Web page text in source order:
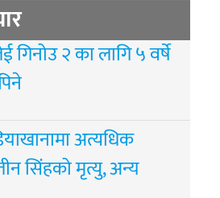
गिनोउ २ का लागि ५ वर्षे
अत्यधिक
सिंहको मृत्यु, अन्य